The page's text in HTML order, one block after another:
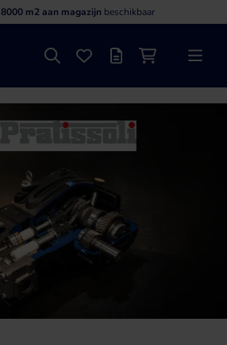
8000 m2 aan magazijn beschikbaar
ZoekenFavorieten
OffertelijstWinkelwagen
Menu